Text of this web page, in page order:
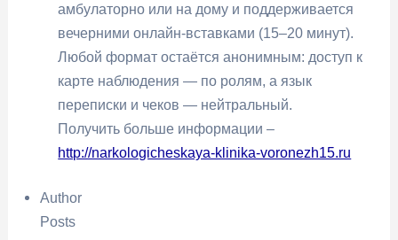
амбулаторно или на дому и поддерживается
вечерними онлайн-вставками (15–20 минут).
Любой формат остаётся анонимным: доступ к
карте наблюдения — по ролям, а язык
переписки и чеков — нейтральный.
Получить больше информации –
http://narkologicheskaya-klinika-voronezh15.ru
Author
Posts